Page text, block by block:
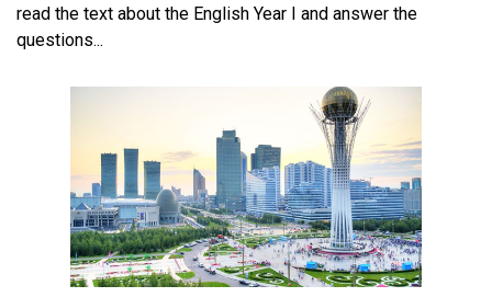
read the text about the English Year I and answer the
questions...